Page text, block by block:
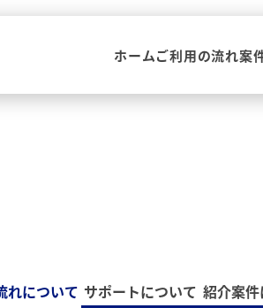
ホームご利用の流れ案
れについて サポートについて 紹介案